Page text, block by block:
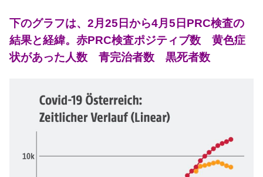
下のグラフは、2月25日から4月5日PRC検査の
結果と経緯。赤PRC検査ポジティブ数 黄色症
状があった人数 青完治者数 黒死者数